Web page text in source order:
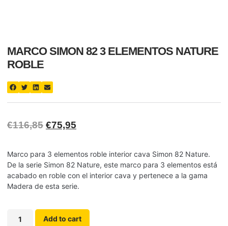
MARCO SIMON 82 3 ELEMENTOS NATURE
ROBLE
€116,85 €75,95
Marco para 3 elementos roble interior cava Simon 82 Nature.
De la serie Simon 82 Nature, este marco para 3 elementos está
acabado en roble con el interior cava y pertenece a la gama
Madera de esta serie.
Add to cart